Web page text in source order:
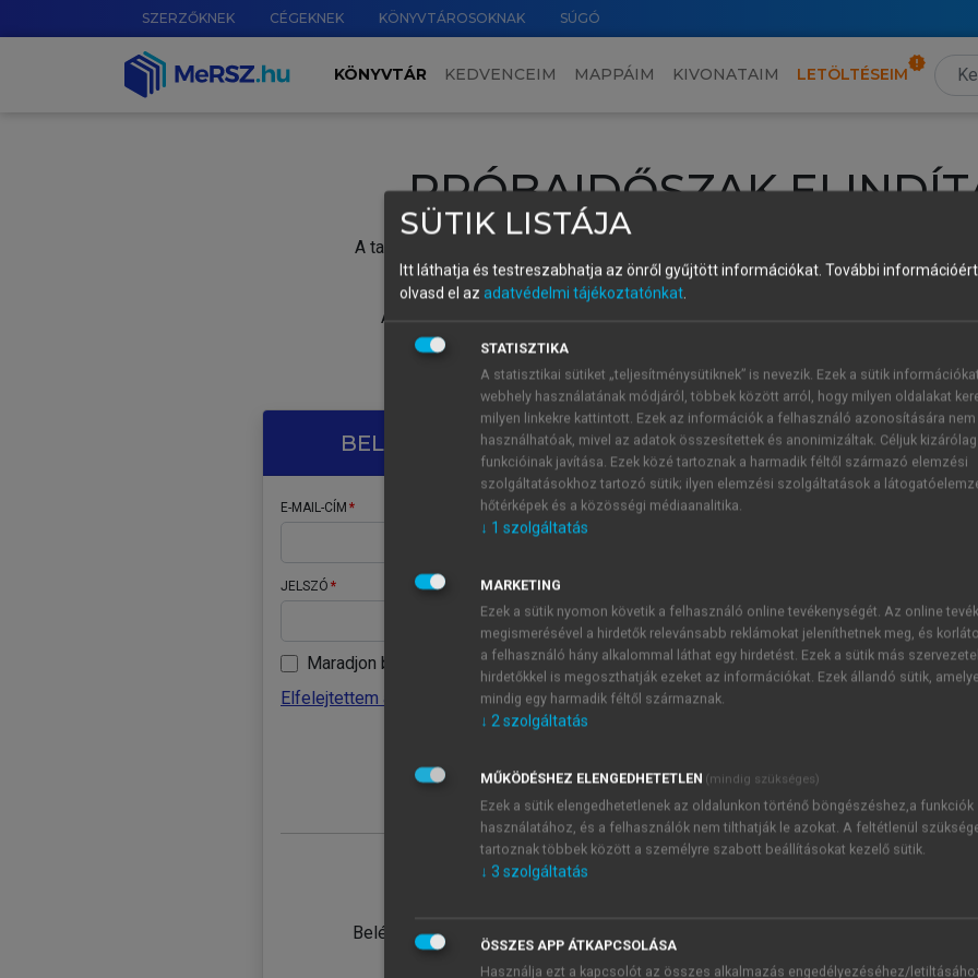
SZERZŐKNEK CÉGEKNEK KÖNYVTÁROSOKNAK SÚGÓ
KÖNYVTÁR KEDVENCEIM MAPPÁIM KIVONATAIM LETÖLTÉSEIM
PRÓBAIDŐSZAK
A tartalom megtekintéséhez lépj be a saját fiókoddal, iskolai azonosítóddal vagy
Új felhasználóként1 óra díjmentes hozzáférésrevagy
A próbaidőszak elindításához,
vagy hozz
A regisztráció után a
BELÉPÉS SAJÁT FIÓKKAL
E-MAIL-CÍM
JELSZÓ
Maradjon belépve
Elfelejtettem a jelszavamat
Belépés intézményi azonosítóval
ÚJ FIÓK
1 óra
JELSZÓ
Kérek értesítést a MeRSZ
Kérek értesítést az
SÜTIK LISTÁJA
Itt láthatja és testreszabhatja az önről gyűjtött információkat. További
olvasd el az adatvédelmi tájékoztatónkat.
STATISZTIKA
A statisztikai sütiket „teljesítménysütiknek” is nevezik. Ezek a sütik
webhely használatának módjáról, többek között arról, hogy milyen oldalakat
milyen linkekre kattintott. Ezek az információk a felhasználó azonosítására nem
használhatóak, mivel az adatok összesítettek és anonimizáltak. Céljuk
funkcióinak javítása. Ezek közé tartoznak a harmadik féltől származó elemzési
szolgáltatásokhoz tartozó sütik; ilyen elemzési szolgáltatások a
hőtérképek és a közösségi médiaanalitika.
↓ 1 szolgáltatás
MARKETING
Ezek a sütik nyomon követik a felhasználó online tevékenységét. Az online
megismerésével a hirdetők relevánsabb reklámokat jeleníthetnek meg, és
a felhasználó hány alkalommal láthat egy hirdetést. Ezek a sütik más
hirdetőkkel is megoszthatják ezeket az információkat. Ezek állandó sütik,
mindig egy harmadik féltől származnak.
↓ 2szolgáltatás
MŰKÖDÉSHEZ ELENGEDHETETLEN (mindig szükséges)
Ezek a sütik elengedhetetlenek az oldalunkon történő böngészéshez,a funkciók
használatához, és a felhasználók nem tilthatják le azokat. A feltétlenül
tartoznak többek között a személyre szabott beállításokat kezelő sütik.
↓ 3 szolgáltatás
ÖSSZES APP ÁTKAPCSOLÁSA
Használja ezt a kapcsolót az összes alkalmazás engedélyezéséhez/